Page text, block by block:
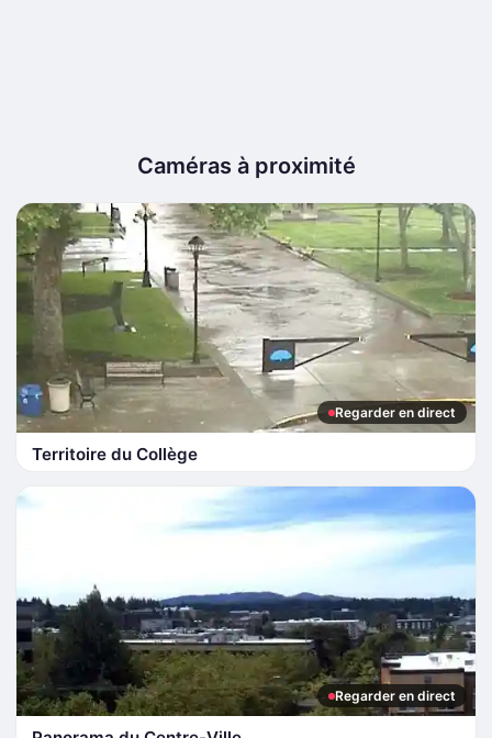
Caméras à proximité
Regarder en direct
Territoire du Collège
Regarder en direct